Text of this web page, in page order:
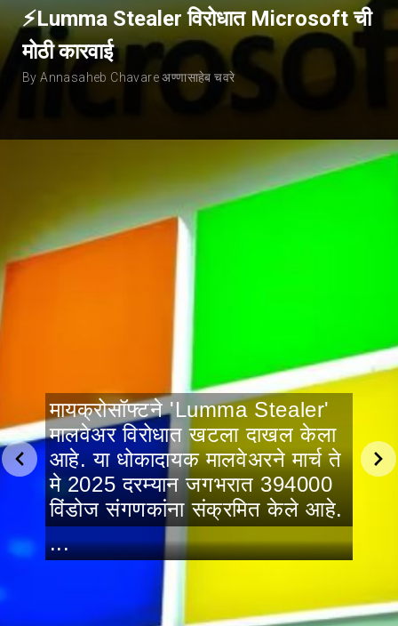
⚡Lumma Stealer विरोधात Microsoft ची
मोठी कारवाई
By Annasaheb Chavare अण्णासाहेब चवरे
मायक्रोसॉफ्टने 'Lumma Stealer'
मालवेअर विरोधात खटला दाखल केला
आहे. या धोकादायक मालवेअरने मार्च ते
मे 2025 दरम्यान जगभरात 394000
विंडोज संगणकांना संक्रमित केले आहे.
...